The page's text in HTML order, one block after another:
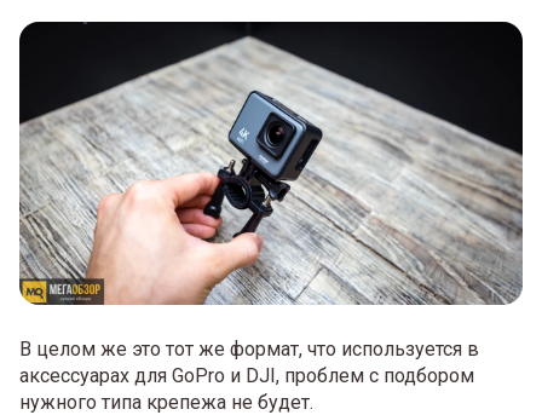
В целом же это тот же формат, что используется в
аксессуарах для GoPro и DJI, проблем с подбором
нужного типа крепежа не будет.